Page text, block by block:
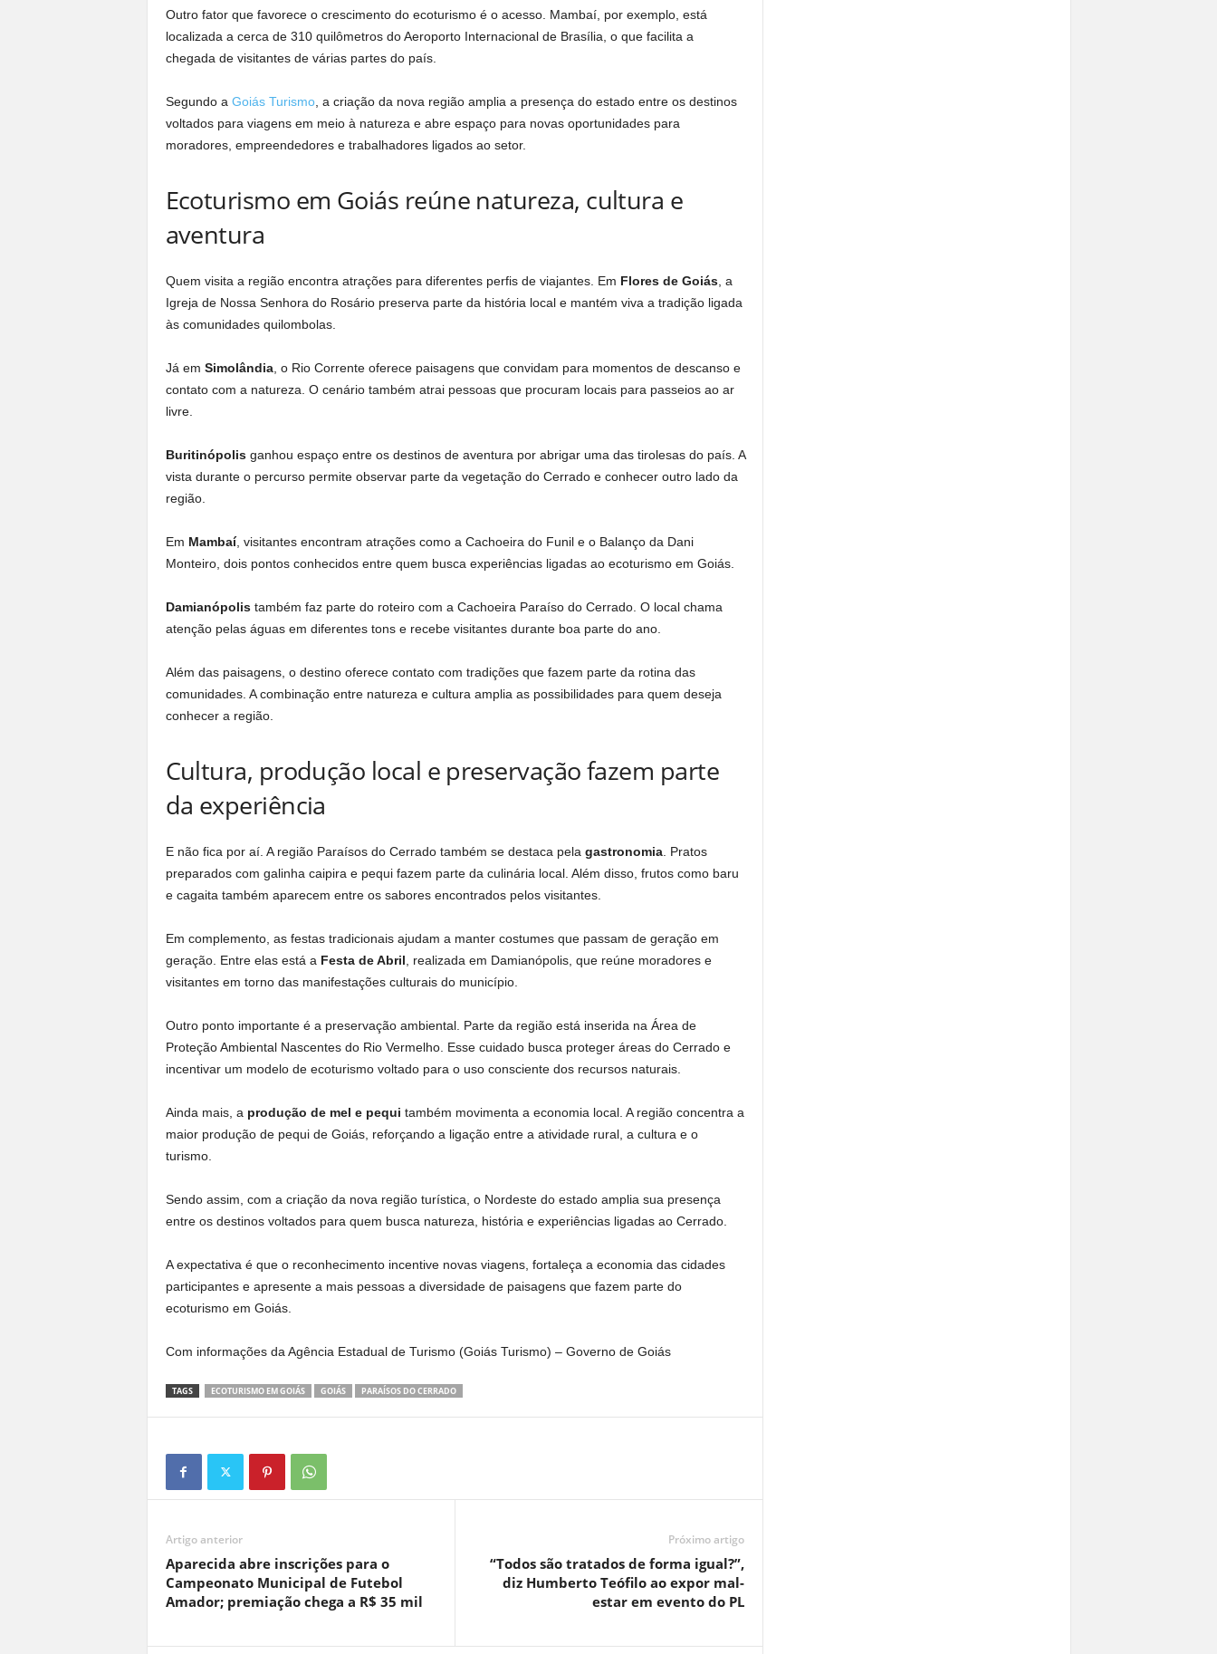
Outro fator que favorece o crescimento do ecoturismo é o acesso. Mambaí, por exemplo, está
localizada a cerca de 310 quilômetros do Aeroporto Internacional de Brasília, o que facilita a
chegada de visitantes de várias partes do país.
Segundo a Goiás Turismo, a criação da nova região amplia a presença do estado entre os destinos
voltados para viagens em meio à natureza e abre espaço para novas oportunidades para
moradores, empreendedores e trabalhadores ligados ao setor.
Ecoturismo em Goiás reúne natureza, cultura e
aventura
Quem visita a região encontra atrações para diferentes perfis de viajantes. Em Flores de Goiás, a
Igreja de Nossa Senhora do Rosário preserva parte da história local e mantém viva a tradição ligada
às comunidades quilombolas.
Já em Simolândia, o Rio Corrente oferece paisagens que convidam para momentos de descanso e
contato com a natureza. O cenário também atrai pessoas que procuram locais para passeios ao ar
livre.
Buritinópolisganhou espaço entre os destinos de aventura por abrigar uma das tirolesas do país. A
vista durante o percurso permite observar parte da vegetação do Cerrado e conhecer outro lado da
região.
Em Mambaí, visitantes encontram atrações como a Cachoeira do Funil e o Balanço da Dani
Monteiro, dois pontos conhecidos entre quem busca experiências ligadas ao ecoturismo em Goiás.
Damianópolistambém faz parte do roteiro com a Cachoeira Paraíso do Cerrado. O local chama
atenção pelas águas em diferentes tons e recebe visitantes durante boa parte do ano.
Além das paisagens, o destino oferece contato com tradições que fazem parte da rotina das
comunidades. A combinação entre natureza e cultura amplia as possibilidades para quem deseja
conhecer a região.
Cultura, produção local e preservação fazem parte
da experiência
E não fica por aí. A região Paraísos do Cerrado também se destaca pela gastronomia. Pratos
preparados com galinha caipira e pequi fazem parte da culinária local. Além disso, frutos como baru
e cagaita também aparecem entre os sabores encontrados pelos visitantes.
Em complemento, as festas tradicionais ajudam a manter costumes que passam de geração em
geração. Entre elas está a Festa de Abril , realizada em Damianópolis, que reúne moradores e
visitantes em torno das manifestações culturais do município.
Outro ponto importante é a preservação ambiental. Parte da região está inserida na Área de
Proteção Ambiental Nascentes do Rio Vermelho. Esse cuidado busca proteger áreas do Cerrado e
incentivar um modelo de ecoturismo voltado para o uso consciente dos recursos naturais.
Ainda mais, a produção de mel e pequi também movimenta a economia local. A região concentra a
maior produção de pequi de Goiás, reforçando a ligação entre a atividade rural, a cultura e o
turismo.
Sendo assim, com a criação da nova região turística, o Nordeste do estado amplia sua presença
entre os destinos voltados para quem busca natureza, história e experiências ligadas ao Cerrado.
A expectativa é que o reconhecimento incentive novas viagens, fortaleça a economia das cidades
participantes e apresente a mais pessoas a diversidade de paisagens que fazem parte do
ecoturismo em Goiás.
Com informações da Agência Estadual de Turismo (Goiás Turismo) – Governo de Goiás
TAGS ECOTURISMO EM GOIÁS GOIÁS PARAÍSOS DO CERRADO
Artigo anterior
Aparecida abre inscrições para o
Campeonato Municipal de Futebol
Amador; premiação chega a R$ 35 mil
Próximo artigo
“Todos são tratados de forma igual?”,
diz Humberto Teófilo ao expor mal-
estar em evento do PL